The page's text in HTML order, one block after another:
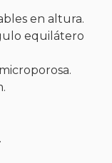
en altura.
equilátero